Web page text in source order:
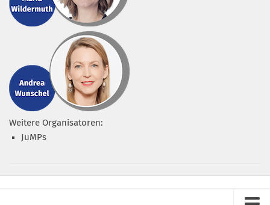
Weitere Organisatoren:
JuMPs